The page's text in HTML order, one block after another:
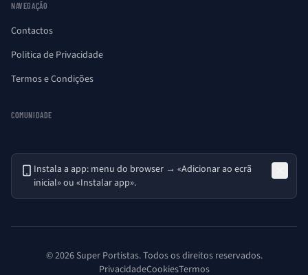
NAVEGAÇÃO
Contactos
Politica de Privacidade
Termos e Condições
COMUNIDADE
Instala a app: menu do browser → «Adicionar ao ecrã
inicial» ou «Instalar app».
© 2026 Super Portistas. Todos os direitos reservados.
PrivacidadeCookiesTermos